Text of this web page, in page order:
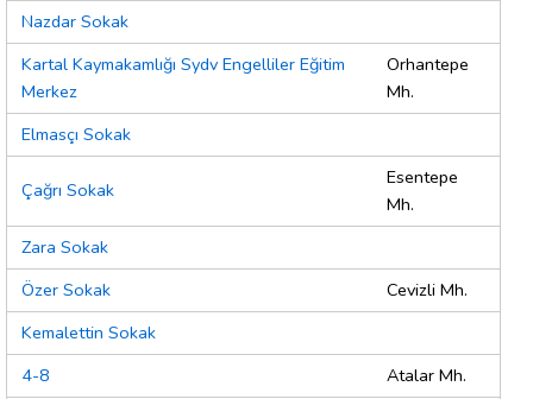
Nazdar Sokak
Kartal Kaymakamlığı Sydv Engelliler Eğitim
Merkez
Orhantepe
Mh.
Elmasçı Sokak
Çağrı Sokak
Esentepe
Mh.
Zara Sokak
Özer Sokak
Cevizli Mh.
Kemalettin Sokak
4-8
Atalar Mh.